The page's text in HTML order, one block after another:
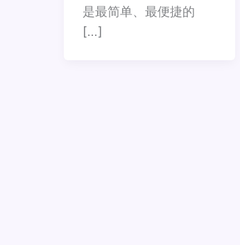
是最简单、最便捷的
[…]